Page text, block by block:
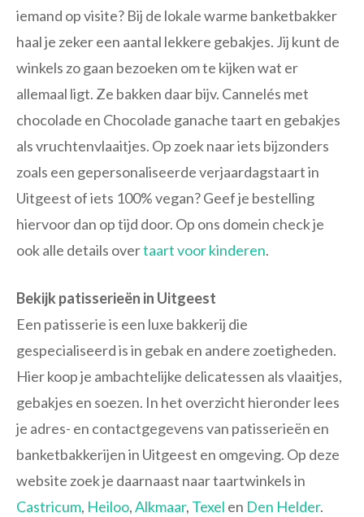
iemand op visite? Bij de lokale warme banketbakker
haal je zeker een aantal lekkere gebakjes. Jij kunt de
winkels zo gaan bezoeken om te kijken wat er
allemaal ligt. Ze bakken daar bijv. Cannelés met
chocolade en Chocolade ganache taart en gebakjes
als vruchtenvlaaitjes. Op zoek naar iets bijzonders
zoals een gepersonaliseerde verjaardagstaart in
Uitgeest of iets 100% vegan? Geef je bestelling
hiervoor dan op tijd door. Op ons domein check je
ook alle details overtaart voor kinderen.
Bekijk patisserieën in Uitgeest
Een patisserie is een luxe bakkerij die
gespecialiseerd is in gebak en andere zoetigheden.
Hier koop je ambachtelijke delicatessen als vlaaitjes,
gebakjes en soezen. In het overzicht hieronder lees
je adres- en contactgegevens van patisserieën en
banketbakkerijen in Uitgeest en omgeving. Op deze
website zoek je daarnaast naar taartwinkels in
Castricum, Heiloo,Alkmaar, Texel en Den Helder.